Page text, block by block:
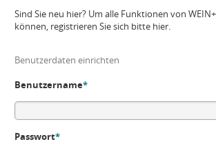
Sind Sie neu hier? Um alle Funktionen von
können, registrieren Sie sich bitte hier.
Benutzerdaten einrichten
Benutzername*
Passwort*